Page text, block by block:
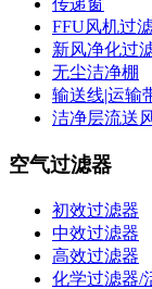
传递窗
FFU风机过
新风净化过
无尘洁净棚
输送线|运输
洁净层流送
空气过滤器
初效过滤器
中效过滤器
高效过滤器
化学过滤器/